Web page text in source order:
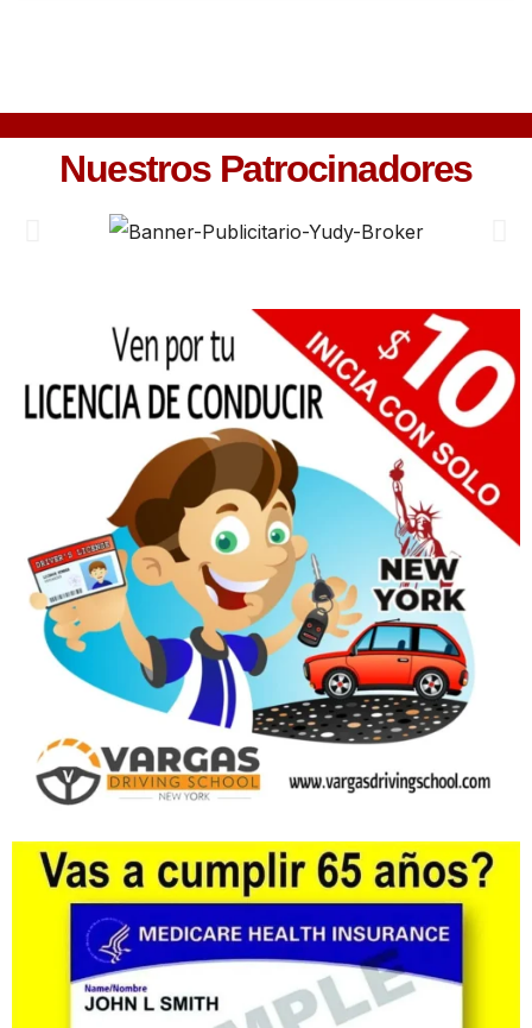
Nuestros Patrocinadores